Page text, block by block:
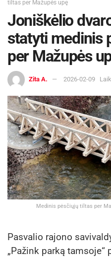
tiltas per Mažupės upę
Joniškėlio
statyti medinis
per Mažupės
Zita A. 2026-02-09
Medinis pėsčiųjų tiltas per
Pasvalio rajono
„Pažink parką